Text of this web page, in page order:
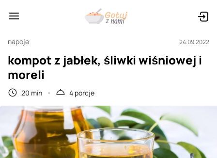
napoje 24.09.2022
kompot z jabłek, śliwki wiśniowej i
moreli
20 min 4 porcje